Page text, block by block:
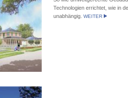
Technologien errichtet, wie in
unabhängig. WEITER